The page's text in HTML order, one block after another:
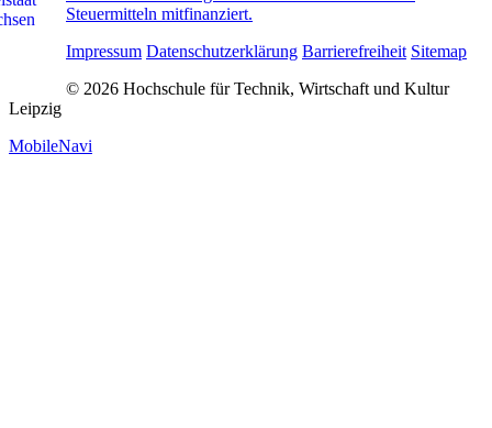
Steuermitteln mitfinanziert.
Impressum Datenschutzerklärung Barrierefreiheit Sitemap
© 2026 Hochschule für Technik, Wirtschaft und Kultur
Leipzig
MobileNavi